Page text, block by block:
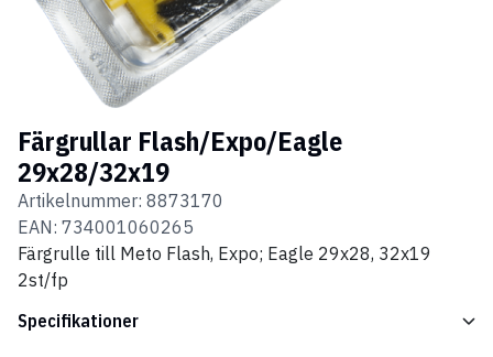
Färgrullar Flash/Expo/Eagle
29x28/32x19
Artikelnummer: 8873170
EAN: 734001060265
Färgrulle till Meto Flash, Expo; Eagle 29x28, 32x19
2st/fp
Specifikationer